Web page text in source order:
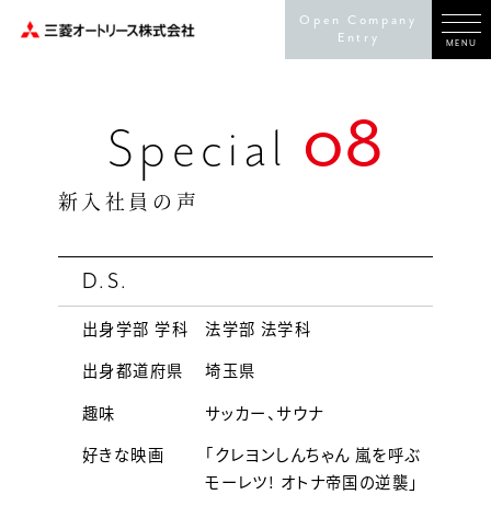
Open Company
Entry
MENU
Special 08
新入社員の声
D.S.
出身学部 学科
法学部 法学科
出身都道府県
埼玉県
趣味
サッカー、サウナ
好きな映画
「クレヨンしんちゃん 嵐を呼ぶ
モーレツ! オトナ帝国の逆襲」